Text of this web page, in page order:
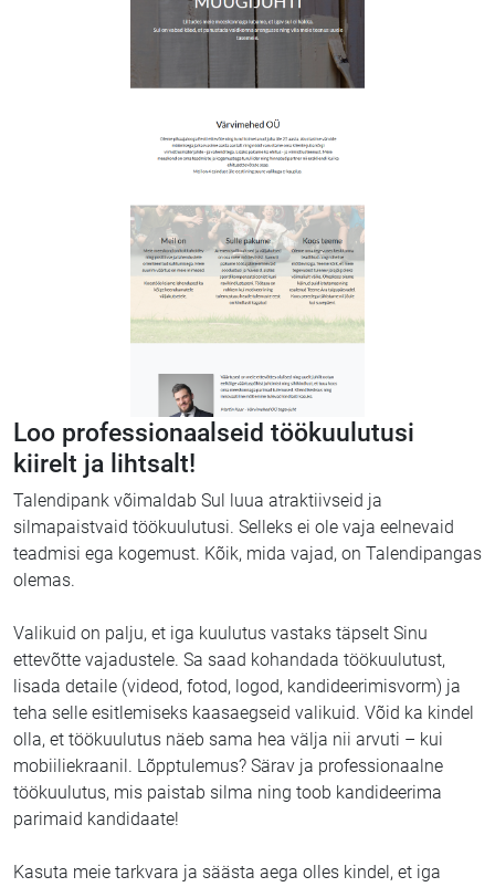
Loo professionaalseid töökuulutusi
kiirelt ja lihtsalt!
Talendipank võimaldab Sul luua atraktiivseid ja
silmapaistvaid töökuulutusi. Selleks ei ole vaja eelnevaid
teadmisi ega kogemust. Kõik, mida vajad, on Talendipangas
olemas.
Valikuid on palju, et iga kuulutus vastaks täpselt Sinu
ettevõtte vajadustele. Sa saad kohandada töökuulutust,
lisada detaile (videod, fotod, logod, kandideerimisvorm) ja
teha selle esitlemiseks kaasaegseid valikuid. Võid ka kindel
olla, et töökuulutus näeb sama hea välja nii arvuti – kui
mobiiliekraanil. Lõpptulemus? Särav ja professionaalne
töökuulutus, mis paistab silma ning toob kandideerima
parimaid kandidaate!
Kasuta meie tarkvara ja säästa aega olles kindel, et iga